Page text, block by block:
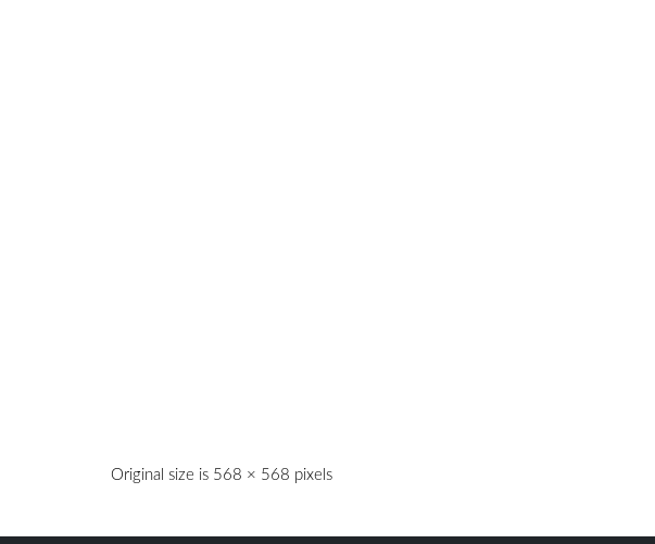
Original size is 568 × 568 pixels